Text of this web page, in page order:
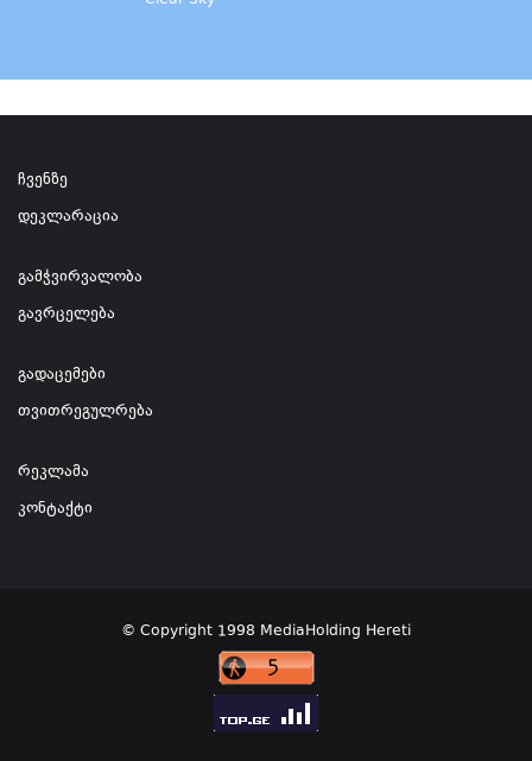
ჩვენზე
დეკლარაცია
გამჭვირვალობა
გავრცელება
გადაცემები
თვითრეგულრება
რეკლამა
კონტაქტი
© Copyright 1998 MediaHolding Hereti